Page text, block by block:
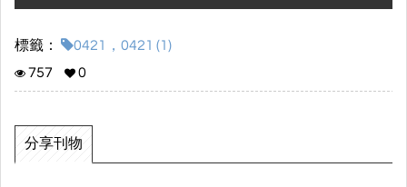
標籤：
0421，0421 (1)
757
0
分享刊物